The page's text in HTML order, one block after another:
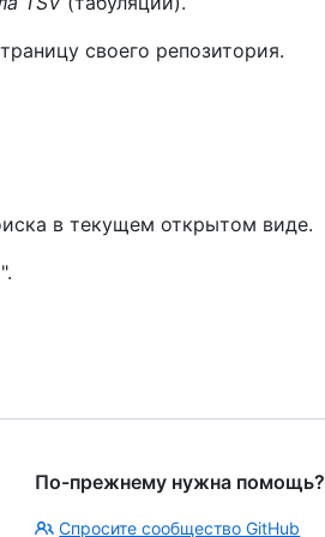
своего репозитория.
в текущем открытом виде.
По-прежнему нужна помощь?
Спросите сообщество GitHub